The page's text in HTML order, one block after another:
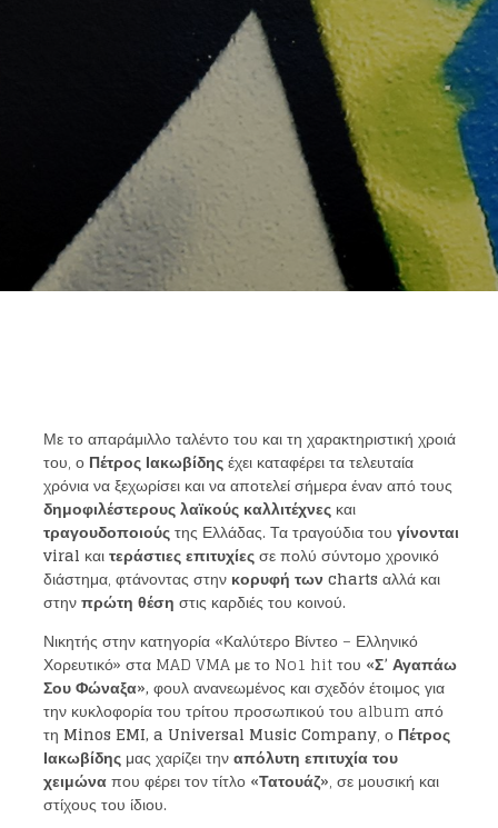
Με το απαράμιλλο ταλέντο του και τη χαρακτηριστική χροιά
του, ο Πέτρος Ιακωβίδηςέχει καταφέρει τα τελευταία
χρόνια να ξεχωρίσει και να αποτελεί σήμερα έναν από τους
δημοφιλέστερους λαϊκούς καλλιτέχνεςκαι
τραγουδοποιούςτης Ελλάδας. Τα τραγούδια του γίνονται
viral καιτεράστιες επιτυχίεςσε πολύ σύντομο χρονικό
διάστημα, φτάνοντας στην κορυφή των charts αλλά και
στηνπρώτη θέση στις καρδιές του κοινού.
Νικητής στην κατηγορία «Καλύτερο Βίντεο – Ελληνικό
Χορευτικό» στα MAD VMA με το No1 hit του «Σ’ Αγαπάω
Σου Φώναξα», φουλ ανανεωμένος και σχεδόν έτοιμος για
την κυκλοφορία του τρίτου προσωπικού του album από
τη Minos EMI, a Universal Music Company, ο Πέτρος
Ιακωβίδηςμας χαρίζει τηναπόλυτη επιτυχία του
χειμώναπου φέρει τον τίτλο «Τατουάζ», σε μουσική και
στίχους του ίδιου.